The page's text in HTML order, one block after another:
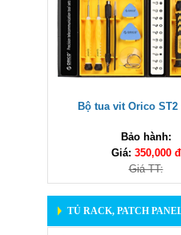
Bộ tua vit Orico ST2
Bảo hành:
Giá: 350,000 đ
Giá TT:
TỦ RACK, PATCH